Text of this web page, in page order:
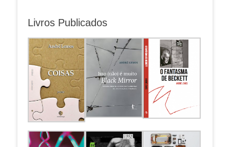
Livros Publicados